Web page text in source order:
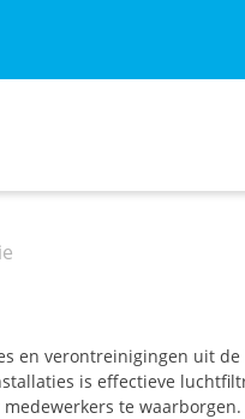
en verontreinigingen uit
is effectieve
te